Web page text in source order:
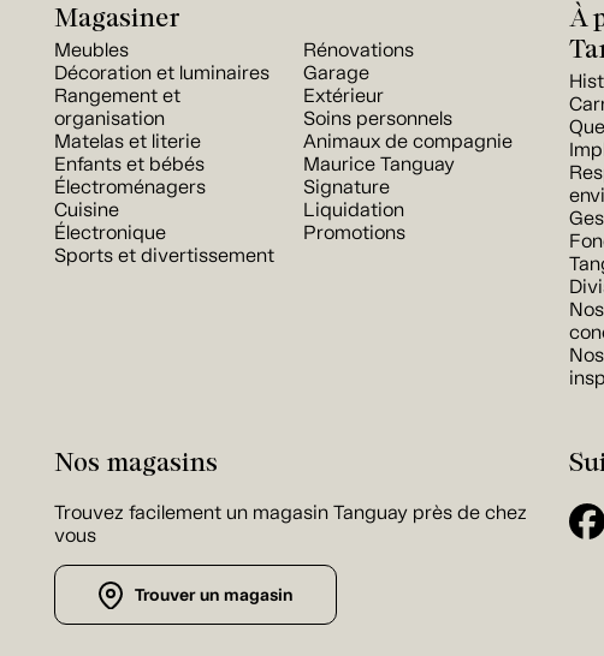
Magasiner
Meubles
Décoration et luminaires
Rangement et
organisation
Matelas et literie
Enfants et bébés
Électroménagers
Cuisine
Électronique
Sports et divertissement
Rénovations
Garage
Extérieur
Soins personnels
Animaux de compagnie
Maurice Tanguay
Signature
Liquidation
Promotions
À
Nos magasins
Trouvez facilement un magasin Tanguay près de chez
vous
Trouver un magasin